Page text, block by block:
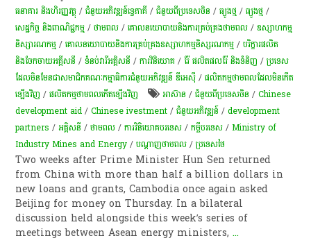
ធនាគារ និងហិរញ្ញវត្ថុ /ជំនួយអភិវឌ្ឍន៍ទ្វេភាគី /ជំនួយពីប្រទេសចិន /​ធ្យូង​ថ្ម /​ធ្យូង​ថ្ម /
សេដ្ឋកិច្ច និងពាណិជ្ជកម្ម /ថាមពល /គោលនយោបាយ​និង​ការគ្រប់គ្រង​ថាមពល /ឧស្សាហកម្ម
និស្សារណកម្ម /គោលនយោបាយនិងការគ្រប់គ្រងឧស្សាហកម្មនិស្សរណកម្ម /បរិក្ខារផលិត
និងចែកចាយអគ្គីសនី /ទំនប់​វា​រី​អគ្គិសនី​ /ការវិនិយោគ /រ៉ែ ផលិតផលរ៉ែ និងទំនិញ /ប្រទេស
ដែលមិនមែនជាសមាជិកគណៈកម្មាធិការជំនួយអភិវឌ្ឍន៍ ឌីអេស៊ី /ផលិតកម្មថាមពលដែលមិនកើត
ឡើងវិញ /ផលិតកម្មថាមពលកើតឡើងវិញ អាស៊ាន /ជំនួយពីប្រទេសចិន /Chinese
development aid /Chinese ivestment /ជំនួយអភិវឌ្ឍន៍ /development
partners /អគ្គិសនី /ថាមពល /ការវិនិយោគបរទេស /កម្ចីបរទេស​ /Ministry of
Industry Mines and Energy /ប​ណ្តា​ញ​ថាមពល /ប្រទេសថៃ
Two weeks after Prime Minister Hun Sen returned
from China with more than half a billion dollars in
new loans and grants, Cambodia once again asked
Beijing for money on Thursday. In a bilateral
discussion held alongside this week’s series of
meetings between Asean energy ministers,...